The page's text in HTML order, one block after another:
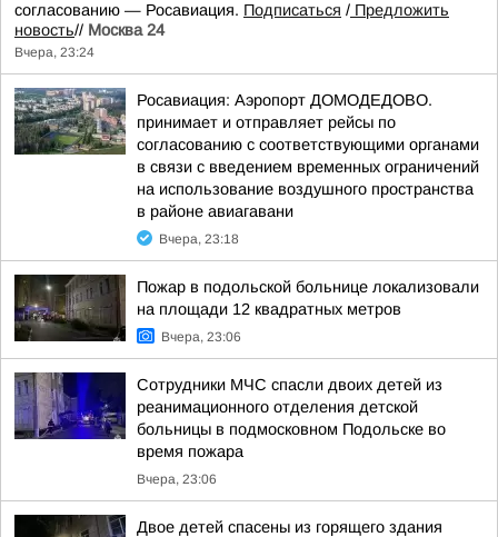
согласованию — Росавиация. Подписаться / Предложить
новость// Москва 24
Вчера, 23:24
Росавиация: Аэропорт ДОМОДЕДОВО.
принимает и отправляет рейсы по
согласованию с соответствующими органами
в связи с введением временных ограничений
на использование воздушного пространства
в районе авиагавани
Вчера, 23:18
Пожар в подольской больнице локализовали
на площади 12 квадратных метров
Вчера, 23:06
Сотрудники МЧС спасли двоих детей из
реанимационного отделения детской
больницы в подмосковном Подольске во
время пожара
Вчера, 23:06
Двое детей спасены из горящего здания